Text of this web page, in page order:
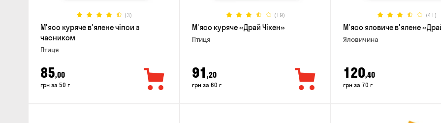
(3)
М'ясо куряче в'ялене чіпси з
часником
Птиця
85,00
грн за 50 г
(19)
М'ясо куряче «Драй Чікен»
Птиця
91 ,20
грн за 60 г
(41)
М'ясо яловиче в'ялене
Яловичина
120,40
грн за 70 г